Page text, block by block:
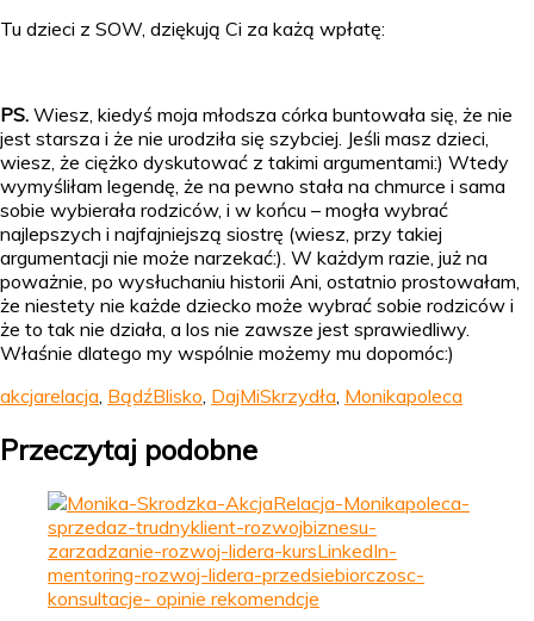
Tu dzieci z SOW, dziękują Ci za każą wpłatę:
PS. Wiesz, kiedyś moja młodsza córka buntowała się, że nie
jest starsza i że nie urodziła się szybciej. Jeśli masz dzieci,
wiesz, że ciężko dyskutować z takimi argumentami:) Wtedy
wymyśliłam legendę, że na pewno stała na chmurce i sama
sobie wybierała rodziców, i w końcu – mogła wybrać
najlepszych i najfajniejszą siostrę (wiesz, przy takiej
argumentacji nie może narzekać:). W każdym razie, już na
poważnie, po wysłuchaniu historii Ani, ostatnio prostowałam,
że niestety nie każde dziecko może wybrać sobie rodziców i
że to tak nie działa, a los nie zawsze jest sprawiedliwy.
Właśnie dlatego my wspólnie możemy mu dopomóc:)
akcjarelacja BądźBlisko DajMiSkrzydła Monikapoleca
Przeczytaj podobne